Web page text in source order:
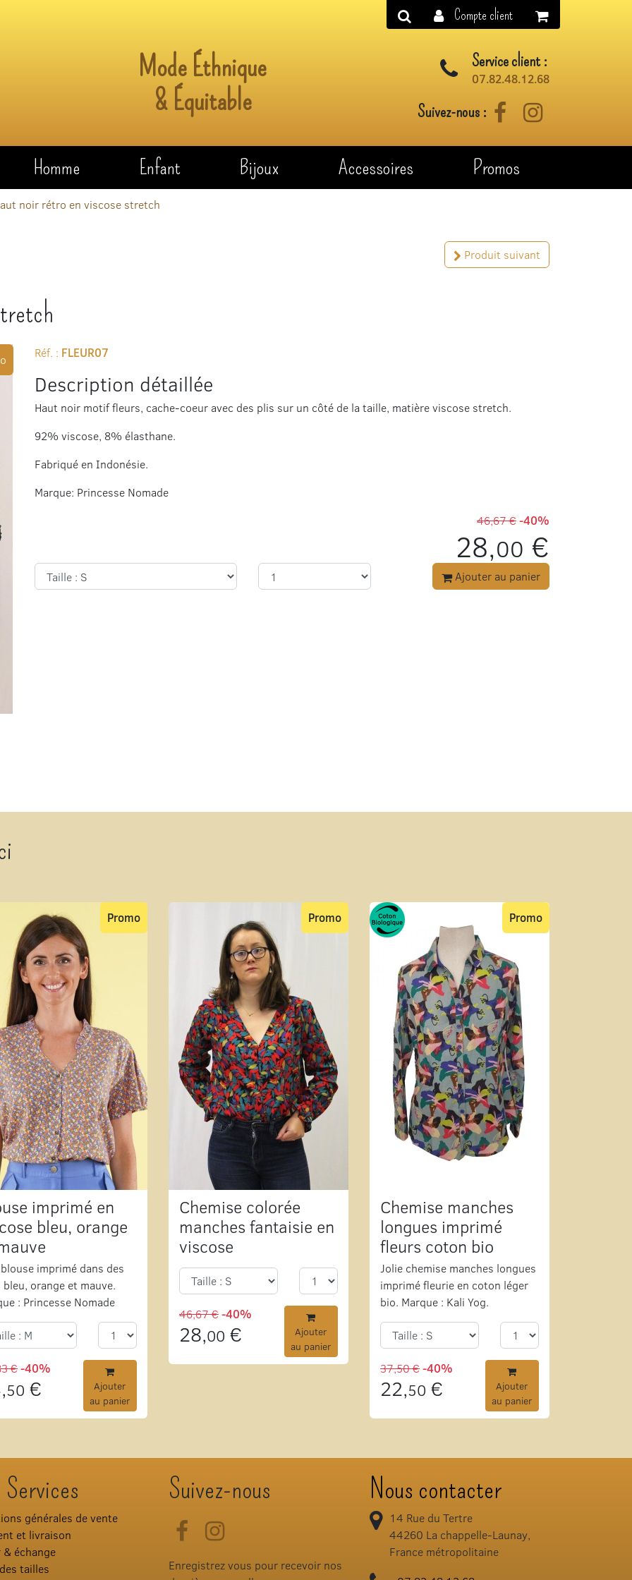
Mode Éthnique
& Équitable
Service client :
07.82.48.12.68
Suivez-nous : FacebookInstagram
Homme Enfant Bijoux Accessoires Promos
noir rétro en viscose stretch
Produit suivant
Réf. : FLEUR07
Description détaillée
Haut noir motif fleurs, cache-coeur avec des plis sur un côté de la taille, matière viscose stretch.
92% viscose, 8% élasthane.
Fabriqué en Indonésie.
Marque: Princesse Nomade
46,67 €-40%
28,00 €
Ajouter au panier
imprimé en
bleu, orange
imprimé dans des
orange et mauve.
: Princesse Nomade
Promo
€-40%
50 €
Ajouter
au panier
Chemise colorée
manches fantaisie en
viscose
Promo
46,67 €-40%
28,00 €
Ajouter
au panier
Chemise manches
longues imprimé
fleurs coton bio
Jolie chemise manches longues
imprimé fleurie en coton léger
bio. Marque : Kali Yog.
Promo
37,50 €-40%
22,50 €
Ajouter
au panier
Compte client
générales de vente
et livraison
& échange
tailles
Suivez-nous
FacebookInstagram
Enregistrez vous pour recevoir nos
Nous contacter
14 Rue du Tertre
44260 La chappelle-Launay,
France métropolitaine